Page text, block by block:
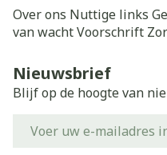
Over ons Nuttige links
van wachtVoorschrift
Nieuwsbrief
Blijf op de hoogte van